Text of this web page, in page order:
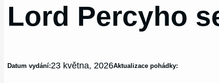
Lord Percyho
Datum vydání:23 května, 2026Aktualizace pohádky: